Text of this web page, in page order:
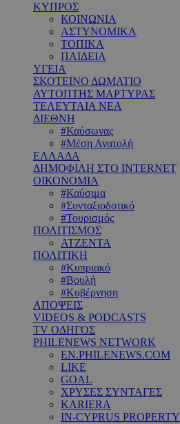
ΚΥΠΡΟΣ
ΚΟΙΝΩΝΙΑ
ΑΣΤΥΝΟΜΙΚΑ
ΤΟΠΙΚΑ
ΠΑΙΔΕΙΑ
ΥΓΕΙΑ
ΣΚΟΤΕΙΝΟ ΔΩΜΑΤΙΟ
ΑΥΤΟΠΤΗΣ ΜΑΡΤΥΡΑΣ
ΤΕΛΕΥΤΑΙΑ ΝΕΑ
ΔΙΕΘΝΗ
#Καύσωνας
#Μέση Ανατολή
ΕΛΛΑΔΑ
ΔΗΜΟΦΙΛΗ ΣΤΟ INTERNET
ΟΙΚΟΝΟΜΙΑ
#Καύσιμα
#Συνταξιοδοτικό
#Τουρισμός
ΠΟΛΙΤΙΣΜΟΣ
ΑΤΖΕΝΤΑ
ΠΟΛΙΤΙΚΗ
#Κυπριακό
#Βουλή
#Κυβέρνηση
ΑΠΟΨΕΙΣ
VIDEOS & PODCASTS
TV ΟΔΗΓΟΣ
PHILENEWS NETWORK
EN.PHILENEWS.COM
LIKE
GOAL
ΧΡΥΣΕΣ ΣΥΝΤΑΓΕΣ
KARIERA
IN-CYPRUS PROPERTY